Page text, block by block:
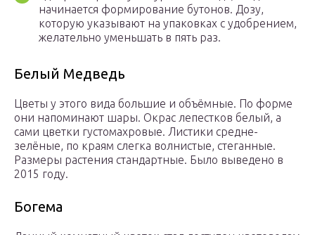
начинается формирование бутонов. Дозу,
которую указывают на упаковках с удобрением,
желательно уменьшать в пять раз.
Белый Медведь
Цветы у этого вида большие и объёмные. По форме
они напоминают шары. Окрас лепестков белый, а
сами цветки густомахровые. Листики средне-
зелёные, по краям слегка волнистые, стеганные.
Размеры растения стандартные. Было выведено в
2015 году.
Богема